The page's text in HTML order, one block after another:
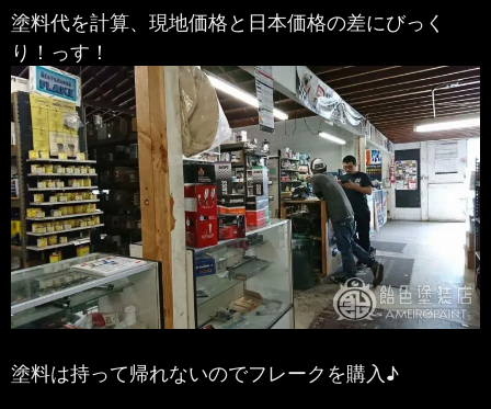
塗料代を計算、現地価格と日本価格の差にびっく
り！っす！
塗料は持って帰れないのでフレークを購入♪